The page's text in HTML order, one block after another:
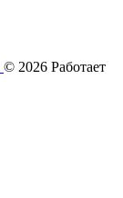
© 2026 Работает